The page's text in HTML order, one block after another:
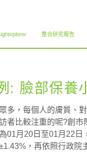
整合研究報告
: 臉部保養
多，每個人的膚質、
者比較注重的呢?創
01月20日至01月22
，再依照行政院